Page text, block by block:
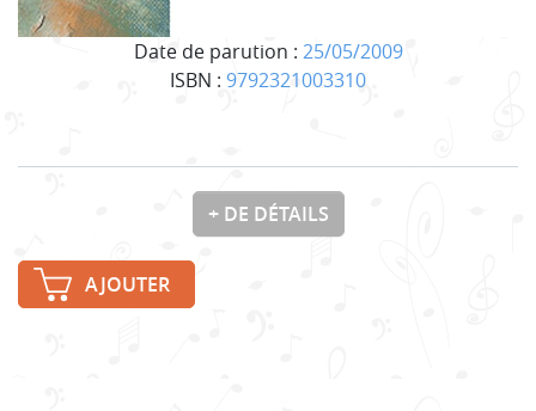
Date de parution : 25/05/2009
ISBN : 9792321003310
+ DE DÉTAILS
AJOUTER